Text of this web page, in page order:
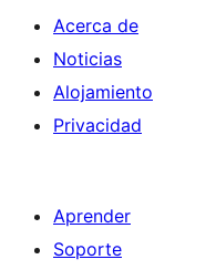
Acerca de
Noticias
Alojamiento
Privacidad
Aprender
Soporte